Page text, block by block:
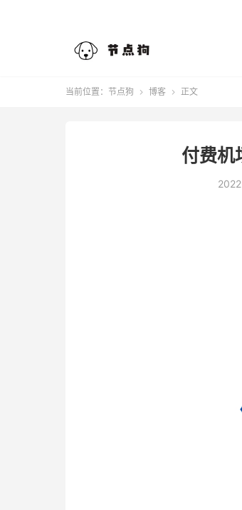
当前位置： 节点狗  博客  正文
付费机